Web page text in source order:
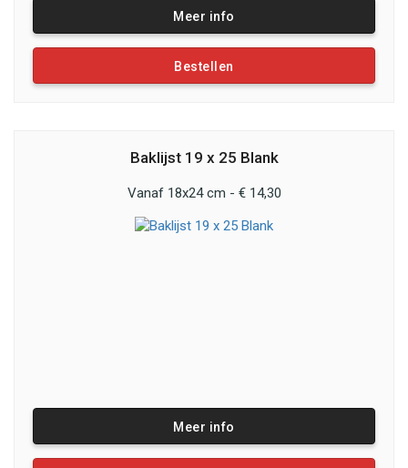
Meer info
Bestellen
Baklijst 19 x 25 Blank
Vanaf 18x24 cm - € 14,30
Meer info